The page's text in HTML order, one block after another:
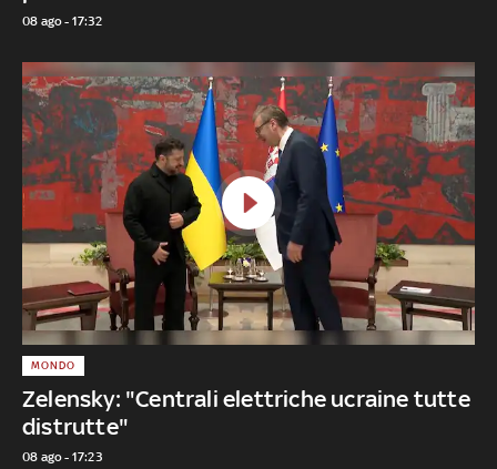
08 ago - 17:32
Zelensky: "Centrali elettriche ucraine tutte
distrutte"
MONDO
08 ago - 17:23